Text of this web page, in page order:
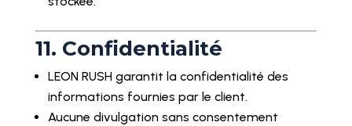
11. Confidentialité
LEON RUSH garantit la confidentialité des
informations fournies par le client.
Aucune divulgation sans consentement